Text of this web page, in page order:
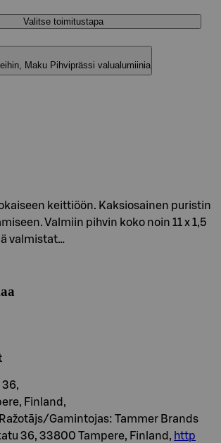
Valitse toimitustapa
Maku Pihviprässi valualumiinia
keittiöön. Kaksiosainen puristin
Valmiin pihvin koko noin 11 x 1,5
valmistat…
Finland,
Gamintojas: Tammer Brands
36, 33800 Tampere, Finland, http